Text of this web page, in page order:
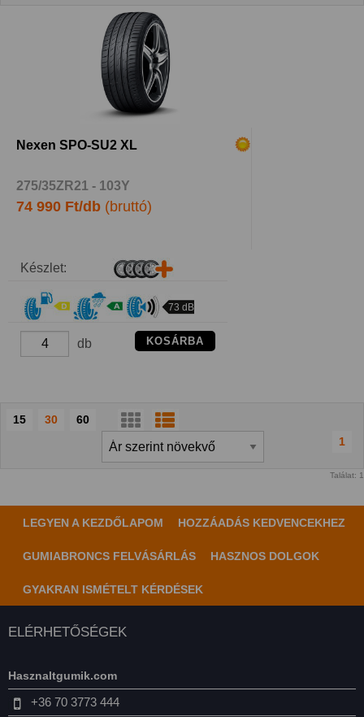
Nexen SPO-SU2 XL
275/35ZR21 - 103Y
74 990 Ft/db (bruttó)
Készlet:
73 dB
db KOSÁRBA
15 30
60
1
Találat: 1
LEGYEN A KEZDŐLAPOM HOZZÁADÁS KEDVENCEKHEZ
GUMIABRONCS FELVÁSÁRLÁS HASZNOS DOLGOK
GYAKRAN ISMÉTELT KÉRDÉSEK
ELÉRHETŐSÉGEK
Hasznaltgumik.com
+36 70 3773 444